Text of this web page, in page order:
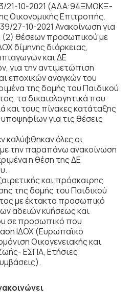
21-10-2021 (ΑΔΑ:94ΞΜΩΚΞ-
Οικονομικής Επιτροπής.
27-10-2021 Ανακοίνωση για
θέσεων προσωπικού με
δίμηνης διάρκειας,
και ΔΕ
για την αντιμετώπιση
εποχικών αναγκών του
της δομής του Παιδικού
τα δικαιολογητικά που
και τους πίνακες κατάταξης
για τις θέσεις
καλύφθηκαν όλες οι
την παραπάνω ανακοίνωση
η θέση της ΔΕ
και πρόσκαιρης
της δομής του Παιδικού
με έκτακτο προσωπικό
αδειών κυήσεως και
σε προσωπικό που
ΙΔΟΧ (Ευρωπαϊκό
Οικογενειακής και
ΕΣΠΑ, Ετήσιες